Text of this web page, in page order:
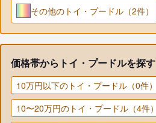
その他のトイ・プードル（2件）
価格帯からトイ・プードルを探す
10万円以下のトイ・プードル（0件）
10〜20万円のトイ・プードル（4件）